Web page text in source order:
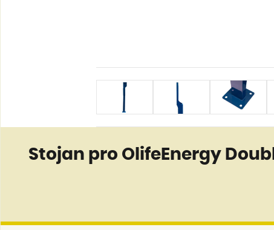
Stojan pro OlifeEnergy